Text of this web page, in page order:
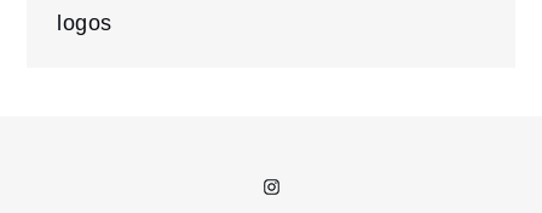
logos
Instagram